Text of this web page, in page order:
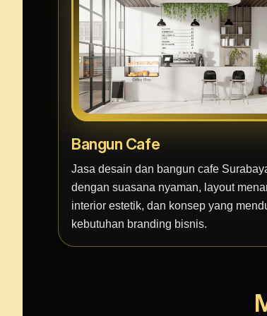
Bangun Cafe
Jasa desain dan bangun cafe
dengan suasana nyaman, layout
interior estetik, dan konsep yang
kebutuhan branding bisnis.